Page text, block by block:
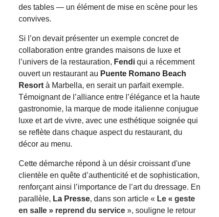
des tables — un élément de mise en scène pour les
convives.
Si l’on devait présenter un exemple concret de
collaboration entre grandes maisons de luxe et
l’univers de la restauration, Fendi qui a récemment
ouvert un restaurant au Puente Romano Beach
Resort à Marbella, en serait un parfait exemple.
Témoignant de l’alliance entre l’élégance et la haute
gastronomie, la marque de mode italienne conjugue
luxe et art de vivre, avec une esthétique soignée qui
se reflète dans chaque aspect du restaurant, du
décor au menu.
Cette démarche répond à un désir croissant d'une
clientèle en quête d’authenticité et de sophistication,
renforçant ainsi l’importance de l’art du dressage. En
parallèle, La Presse, dans son article « Le « geste
en salle » reprend du service », souligne le retour